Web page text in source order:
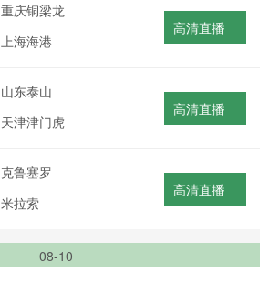
重庆铜梁龙
上海海港
高清直播
山东泰山
天津津门虎
高清直播
克鲁塞罗
米拉索
高清直播
08-10